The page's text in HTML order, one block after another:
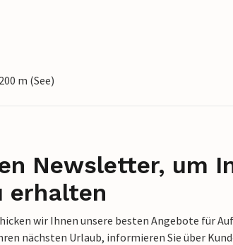
m (See)
Newsletter, um
erhalten
wir Ihnen unsere besten Angebote für
nächsten Urlaub, informieren Sie über